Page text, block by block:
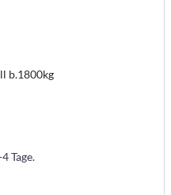
b.1800kg
Tage.